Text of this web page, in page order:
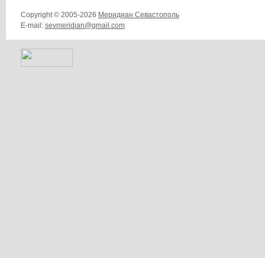
Copyright © 2005-2026 Меридиан Севастополь
E-mail: sevmeridian@gmail.com